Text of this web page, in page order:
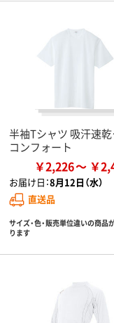
半袖Tシャツ 吸汗速
コンフォート
￥2,226 ￥
お届け日：8月12日（水）
直送品
サイズ・色・販売単位違いの商品
ります